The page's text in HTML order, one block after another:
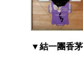
▼結一團香茅